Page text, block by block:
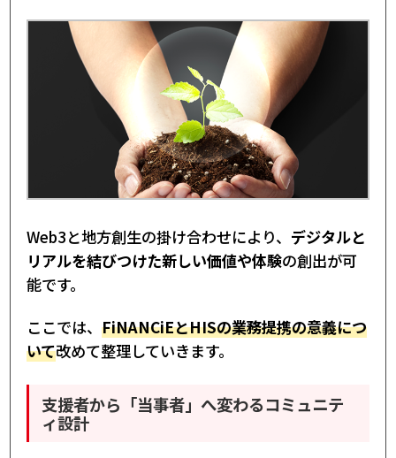
Web3と地方創生の掛け合わせにより、 デジタルと
リアルを結びつけた新しい価値や体験の創出が可
能です。
ここでは、 FiNANCiEとHISの業務提携の意義につ
いて改めて整理していきます。
支援者から「当事者」へ変わるコミュニテ
ィ設計